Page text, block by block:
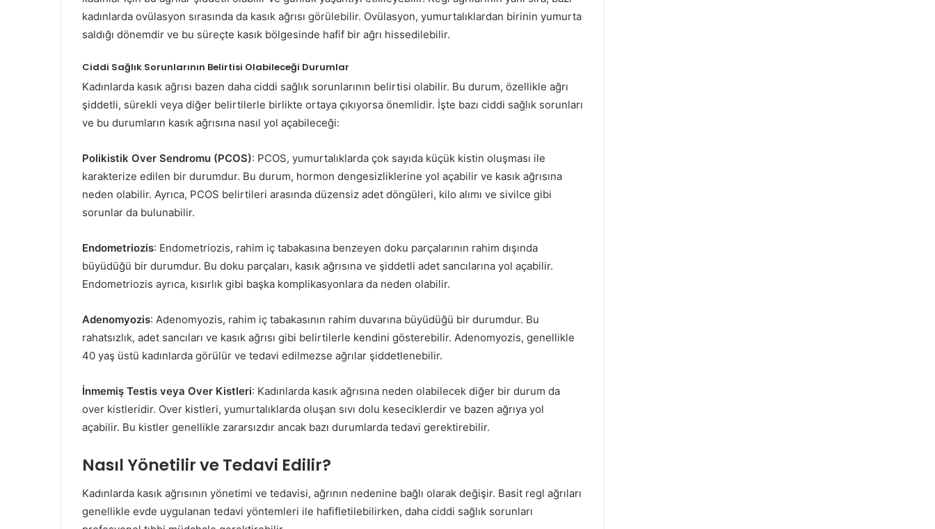
kadınlarda ovülasyon sırasında da kasık ağrısı görülebilir. Ovülasyon, yumurtalıklardan birinin yumurta
saldığı dönemdir ve bu süreçte kasık bölgesinde hafif bir ağrı hissedilebilir.
Ciddi Sağlık Sorunlarının Belirtisi Olabileceği Durumlar
Kadınlarda kasık ağrısı bazen daha ciddi sağlık sorunlarının belirtisi olabilir. Bu durum, özellikle ağrı
şiddetli, sürekli veya diğer belirtilerle birlikte ortaya çıkıyorsa önemlidir. İşte bazı ciddi sağlık sorunları
ve bu durumların kasık ağrısına nasıl yol açabileceği:
Polikistik Over Sendromu (PCOS): PCOS, yumurtalıklarda çok sayıda küçük kistin oluşması ile
karakterize edilen bir durumdur. Bu durum, hormon dengesizliklerine yol açabilir ve kasık ağrısına
neden olabilir. Ayrıca, PCOS belirtileri arasında düzensiz adet döngüleri, kilo alımı ve sivilce gibi
sorunlar da bulunabilir.
Endometriozis: Endometriozis, rahim iç tabakasına benzeyen doku parçalarının rahim dışında
büyüdüğü bir durumdur. Bu doku parçaları, kasık ağrısına ve şiddetli adet sancılarına yol açabilir.
Endometriozis ayrıca, kısırlık gibi başka komplikasyonlara da neden olabilir.
Adenomyozis: Adenomyozis, rahim iç tabakasının rahim duvarına büyüdüğü bir durumdur. Bu
rahatsızlık, adet sancıları ve kasık ağrısı gibi belirtilerle kendini gösterebilir. Adenomyozis, genellikle
40 yaş üstü kadınlarda görülür ve tedavi edilmezse ağrılar şiddetlenebilir.
İnmemiş Testis veya Over Kistleri: Kadınlarda kasık ağrısına neden olabilecek diğer bir durum da
over kistleridir. Over kistleri, yumurtalıklarda oluşan sıvı dolu keseciklerdir ve bazen ağrıya yol
açabilir. Bu kistler genellikle zararsızdır ancak bazı durumlarda tedavi gerektirebilir.
Nasıl Yönetilir ve Tedavi Edilir?
Kadınlarda kasık ağrısının yönetimi ve tedavisi, ağrının nedenine bağlı olarak değişir. Basit regl ağrıları
genellikle evde uygulanan tedavi yöntemleri ile hafifletilebilirken, daha ciddi sağlık sorunları